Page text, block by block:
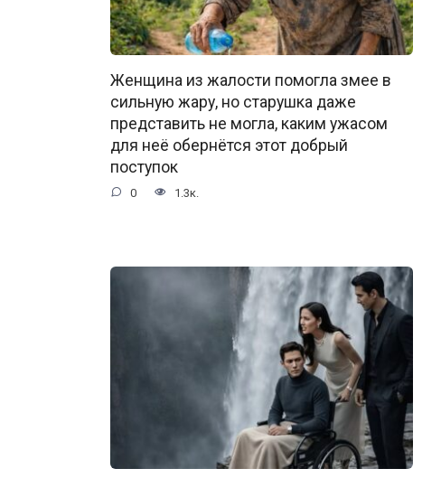
Женщина из жалости помогла змее в
сильную жару, но старушка даже
представить не могла, каким ужасом
для неё обернётся этот добрый
поступок
0 1.3к.